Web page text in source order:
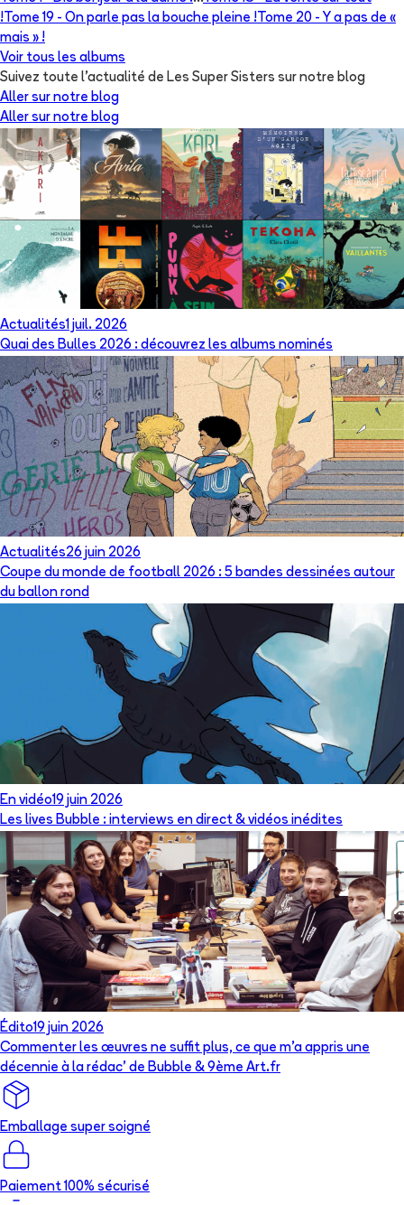
! Tome 19 - On parle pas la bouche pleine ! Tome 20 - Y a pas de «
mais » !
Voir tous les albums
Suivez toute l'actualité de Les Super Sisters sur notre blog
Aller sur notre blog
Aller sur notre blog
Actualités1 juil. 2026
Quai des Bulles 2026 : découvrez les albums nominés
Actualités26 juin 2026
Coupe du monde de football 2026 : 5 bandes dessinées autour
du ballon rond
En vidéo19 juin 2026
Les lives Bubble : interviews en direct & vidéos inédites
Édito19 juin 2026
Commenter les œuvres ne suffit plus, ce que m’a appris une
décennie à la rédac’ de Bubble & 9ème Art.fr
Emballage super soigné
Paiement 100% sécurisé